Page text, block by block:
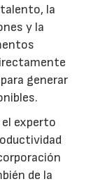
la
y la
generar
experto
de la